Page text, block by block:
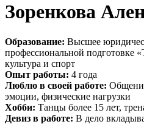
Зоренкова
Образование: Высшее
профессиональной подготовке
культура и спорт
Опыт работы: 4 года
Люблю в своей работе:
эмоции, физические нагрузки
Хобби: Танцы более 15 лет,
Девиз в работе: В дело